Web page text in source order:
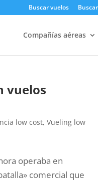
Buscar vuelos
Compañías aéreas
vuelos
low cost,Vueling low
operaba en
comercial que